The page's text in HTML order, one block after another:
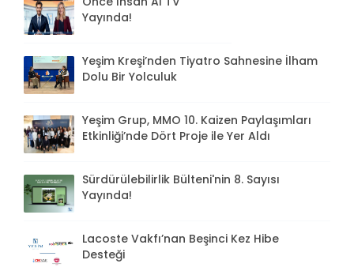
Yayında!
Yeşim Kreşi’nden Tiyatro Sahnesine İlham
Dolu Bir Yolculuk
Yeşim Grup, MMO 10. Kaizen Paylaşımları
Etkinliği’nde Dört Proje ile Yer Aldı
Sürdürülebilirlik Bülteni'nin 8. Sayısı
Yayında!
Lacoste Vakfı’nan Beşinci Kez Hibe
Desteği